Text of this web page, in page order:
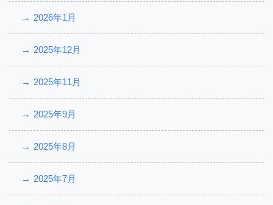
2026年1月
2025年12月
2025年11月
2025年9月
2025年8月
2025年7月